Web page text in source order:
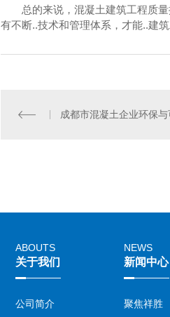
总的来说，混凝土建筑工程质
有不断..技术和管理体系，才能..建
ABOUTS
关于我们
公司简介
NEWS
新闻中心
聚焦祥胜